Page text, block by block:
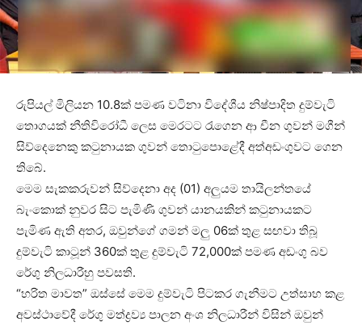
රුපියල් මිලියන 10.8ක් පමණ වටිනා විදේශීය නිෂ්පාදිත දුම්වැටි
තොගයක් නීතිවිරෝධී ලෙස මෙරටට රැගෙන ආ චීන ගුවන් මගීන්
සිව්දෙනෙකු කටුනායක ගුවන් තොටුපොළේදී අත්අඩංගුවට ගෙන
තිබේ.
මෙම සැකකරුවන් සිව්දෙනා අද (01) අලුයම තායිලන්තයේ
බැංකොක් නුවර සිට පැමිණි ගුවන් යානයකින් කටුනායකට
පැමිණ ඇති අතර, ඔවුන්ගේ ගමන් මලු 06ක් තුළ සඟවා තිබූ
දුම්වැටි කාටූන් 360ක් තුළ දුම්වැටි 72,000ක් පමණ අඩංගු බව
රේගු නිලධාරීහු පවසති.
“හරිත මාවත” ඔස්සේ මෙම දුම්වැටි පිටකර ගැනීමට උත්සාහ කළ
අවස්ථාවේදී රේගු මත්ද්‍රව්‍ය පාලන අංශ නිලධාරීන් විසින් ඔවුන්